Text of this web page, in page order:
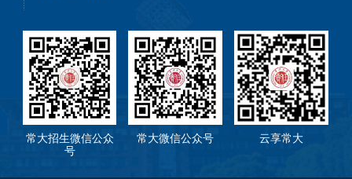
常大招生微信公众
号
常大微信公众号 云享常大